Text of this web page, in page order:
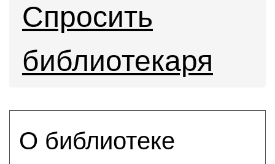
Спросить
библиотекаря
О библиотеке